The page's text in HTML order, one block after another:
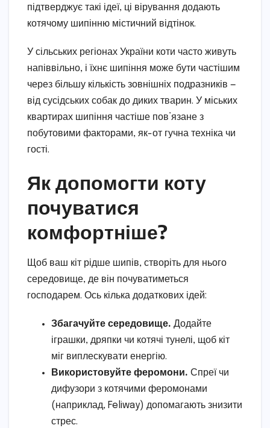
підтверджує такі ідеї, ці вірування додають
котячому шипінню містичний відтінок.
У сільських регіонах України коти часто живуть
напіввільно, і їхнє шипіння може бути частішим
через більшу кількість зовнішніх подразників —
від сусідських собак до диких тварин. У міських
квартирах шипіння частіше пов’язане з
побутовими факторами, як-от гучна техніка чи
гості.
Як допомогти коту
почуватися
комфортніше?
Щоб ваш кіт рідше шипів, створіть для нього
середовище, де він почуватиметься
господарем. Ось кілька додаткових ідей:
Збагачуйте середовище. Додайте
іграшки, дряпки чи котячі тунелі, щоб кіт
міг виплескувати енергію.
Використовуйте феромони. Спреї чи
дифузори з котячими феромонами
(наприклад, Feliway) допомагають знизити
стрес.